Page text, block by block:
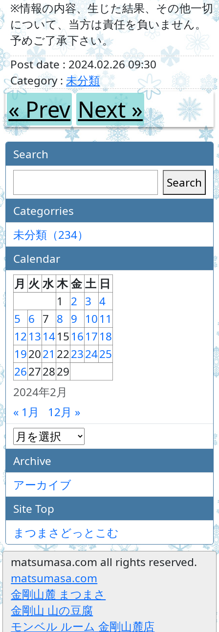
※情報の内容、生じた結果、その他一切
について、当方は責任を負いません。
予めご了承下さい。
Post date : 2024.02.26 09:30
Category :未分類
« Prev Next »
Search
Search
Categorries
未分類（234）
Calendar
2024年2月
月 火 水木金 土 日
1
2 3 4
5 6 7 8 9 1011
12131415161718
192021 22232425
26272829
« 1月 12月 »
Archive
アーカイブ
Site Top
まつまさどっとこむ
matsumasa.com all rights reserved.
matsumasa.com
金剛山麓 まつまさ
金剛山 山の豆腐
モンベル ルーム 金剛山麓店